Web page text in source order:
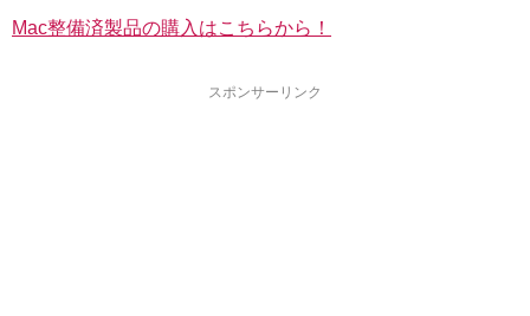
Mac整備済製品の購入はこちらから！
スポンサーリンク